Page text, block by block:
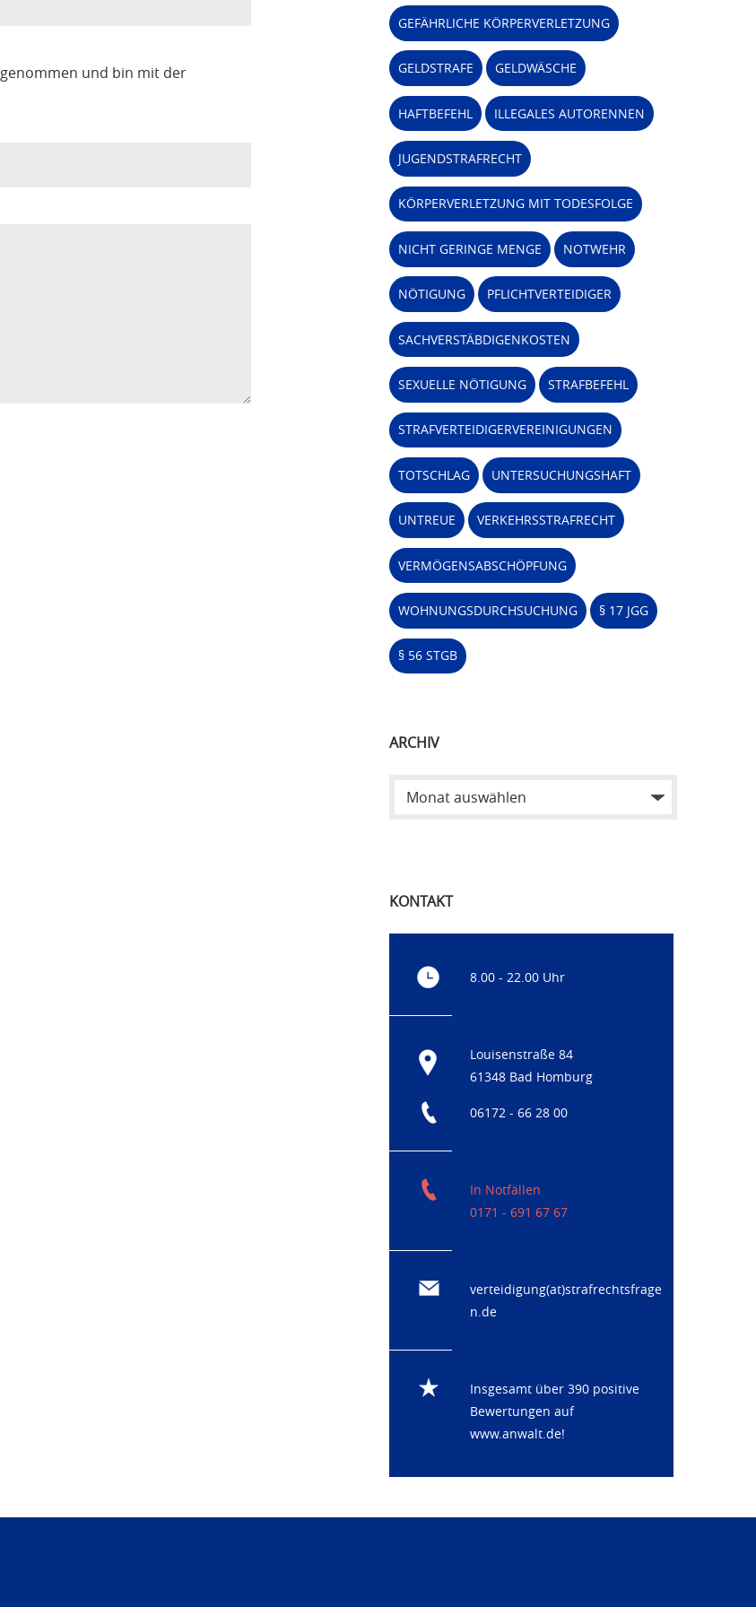
und bin mit der
GEFÄHRLICHE KÖRPERVERLETZUNG
GELDSTRAFE GELDWÄSCHE
HAFTBEFEHL ILLEGALES AUTORENNEN
JUGENDSTRAFRECHT
KÖRPERVERLETZUNG MIT TODESFOLGE
NICHT GERINGE MENGE NOTWEHR
NÖTIGUNG PFLICHTVERTEIDIGER
SACHVERSTÄBDIGENKOSTEN
SEXUELLE NÖTIGUNG STRAFBEFEHL
STRAFVERTEIDIGERVEREINIGUNGEN
TOTSCHLAG UNTERSUCHUNGSHAFT
UNTREUE VERKEHRSSTRAFRECHT
VERMÖGENSABSCHÖPFUNG
WOHNUNGSDURCHSUCHUNG § 17 JGG
§ 56 STGB
ARCHIV
KONTAKT
8.00 - 22.00 Uhr
Louisenstraße 84
61348 Bad Homburg
06172 - 66 28 00
In Notfällen
0171 - 691 67 67
verteidigung(at)strafrechtsfrage
n.de
Insgesamt über 390 positive
Bewertungen auf
www.anwalt.de!